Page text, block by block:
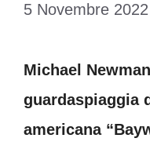
5 Novembre 2022
Michael
guardaspiaggia
americana